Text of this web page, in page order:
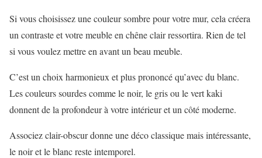
Si vous choisissez une couleur sombre pour votre mur, cela créera
un contraste et votre meuble en chêne clair ressortira. Rien de tel
si vous voulez mettre en avant un beau meuble.
C’est un choix harmonieux et plus prononcé qu’avec du blanc.
Les couleurs sourdes comme le noir, le gris ou le vert kaki
donnent de la profondeur à votre intérieur et un côté moderne.
Associez clair-obscur donne une déco classique mais intéressante,
le noir et le blanc reste intemporel.